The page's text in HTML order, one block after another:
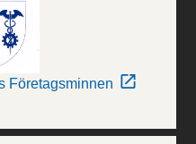
Företagsminnen